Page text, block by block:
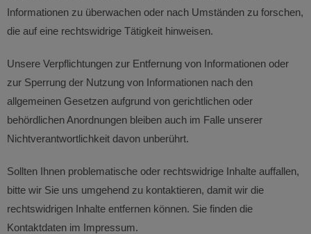
Informationen zu überwachen oder nach Umständen zu forschen,
die auf eine rechtswidrige Tätigkeit hinweisen.
Unsere Verpflichtungen zur Entfernung von Informationen oder
zur Sperrung der Nutzung von Informationen nach den
allgemeinen Gesetzen aufgrund von gerichtlichen oder
behördlichen Anordnungen bleiben auch im Falle unserer
Nichtverantwortlichkeit davon unberührt.
Sollten Ihnen problematische oder rechtswidrige Inhalte auffallen,
bitte wir Sie uns umgehend zu kontaktieren, damit wir die
rechtswidrigen Inhalte entfernen können. Sie finden die
Kontaktdaten im Impressum.